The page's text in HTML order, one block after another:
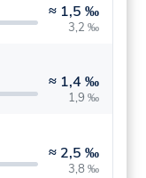
≈ 1,5 ‰
3,2 ‰
≈ 1,4 ‰
1,9 ‰
≈ 2,5 ‰
3,8 ‰